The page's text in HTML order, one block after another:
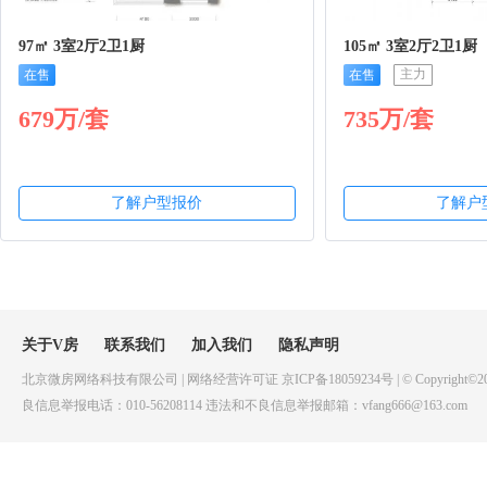
97㎡ 3室2厅2卫1厨
在售
679万/套
了解户型报价
105㎡ 3室2厅2卫1厨
在售 主力
735万/套
了解户
关于V房 联系我们 加入我们 隐私声明
北京微房网络科技有限公司 | 网络经营许可证 京ICP备18059234号 | ©
良信息举报电话：010-56208114 违法和不良信息举报邮箱：vfang666@163.com